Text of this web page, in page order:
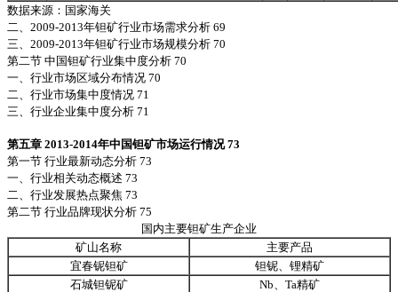
数据来源：国家海关
二、2009-2013年钽矿行业市场需求分析 69
三、2009-2013年钽矿行业市场规模分析 70
第二节 中国钽矿行业集中度分析 70
一、行业市场区域分布情况 70
二、行业市场集中度情况 71
三、行业企业集中度分析 71
第五章 2013-2014年中国钽矿市场运行情况 73
第一节 行业最新动态分析 73
一、行业相关动态概述 73
二、行业发展热点聚焦 73
第二节 行业品牌现状分析 75
国内主要钽矿生产企业
矿山名称
主要产品
宜春铌钽矿
钽铌、锂精矿
石城钽铌矿
Nb、Ta精矿